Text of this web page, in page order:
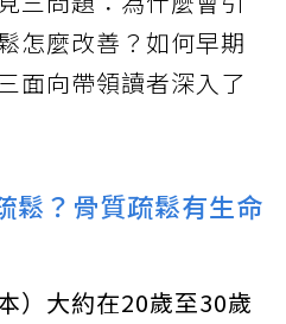
怎麼改善？如何早期
面向帶領讀者深入了
鬆？骨質疏鬆有生命
本）大約在20歲至30歲